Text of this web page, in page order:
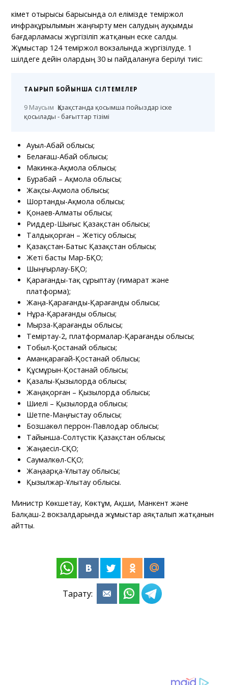
Үкімет отырысы барысында ол елімізде теміржол
инфрақұрылымын жаңғырту мен салудың ауқымды
бағдарламасы жүргізіліп жатқанын еске салды.
Жұмыстар 124 теміржол вокзалында жүргізілуде. 1
шілдеге дейін олардың 30 ы пайдалануға берілуі тиіс:
ТАҚЫРЫП БОЙЫНША СІЛТЕМЕЛЕР
9 Маусым Қазақстанда қосымша пойыздар іске
қосылады - бағыттар тізімі
Ауыл-Абай облысы;
Белағаш-Абай облысы;
Макинка-Ақмола облысы;
Бурабай – Ақмола облысы;
Жақсы-Ақмола облысы;
Шортанды-Ақмола облысы;
Қонаев-Алматы облысы;
Риддер-Шығыс Қазақстан облысы;
Талдықорған – Жетісу облысы;
Қазақстан-Батыс Қазақстан облысы;
Жеті басты Мар-БҚО;
Шыңғырлау-БҚО;
Қарағанды-тақ сұрыптау (ғимарат және
платформа);
Жаңа-Қарағанды-Қарағанды облысы;
Нұра-Қарағанды облысы;
Мырза-Қарағанды облысы;
Теміртау-2, платформалар-Қарағанды облысы;
Тобыл-Қостанай облысы;
Аманқарағай-Қостанай облысы;
Құсмұрын-Қостанай облысы;
Қазалы-Қызылорда облысы;
Жаңақорған – Қызылорда облысы;
Шиелі – Қызылорда облысы;
Шетпе-Маңғыстау облысы;
Бозшакөл перрон-Павлодар облысы;
Тайынша-Солтүстік Қазақстан облысы;
Жаңаесіл-СҚО;
Саумалкөл-СҚО;
Жаңаарқа-Ұлытау облысы;
Қызылжар-Ұлытау облысы.
Министр Көкшетау, Көктұм, Ақши, Манкент және
Балқаш-2 вокзалдарында жұмыстар аяқталып жатқанын
айтты.
Тарату: